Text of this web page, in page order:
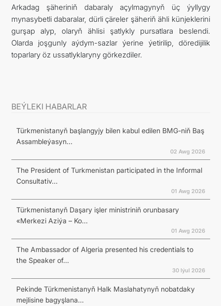
Arkadag şäheriniň dabaraly açylmagynyň üç ýyllygy
mynasybetli dabaralar, dürli çäreler şäheriň ähli künjeklerini
gurşap alyp, olaryň ählisi şatlykly pursatlara beslendi.
Olarda joşgunly aýdym-sazlar ýerine ýetirilip, döredijilik
toparlary öz ussatlyklaryny görkezdiler.
BEÝLEKI HABARLAR
Türkmenistanyň başlangyjy bilen kabul edilen BMG-niň Baş
Assambleýasyn...
02 Awg 2026
The President of Turkmenistan participated in the Informal
Consultativ...
01 Awg 2026
Türkmenistanyň Daşary işler ministriniň orunbasary
«Merkezi Aziýa – Ko...
01 Awg 2026
The Ambassador of Algeria presented his credentials to
the Speaker of...
30 Iýul 2026
Pekinde Türkmenistanyň Halk Maslahatynyň nobatdaky
mejlisine bagyşlana...